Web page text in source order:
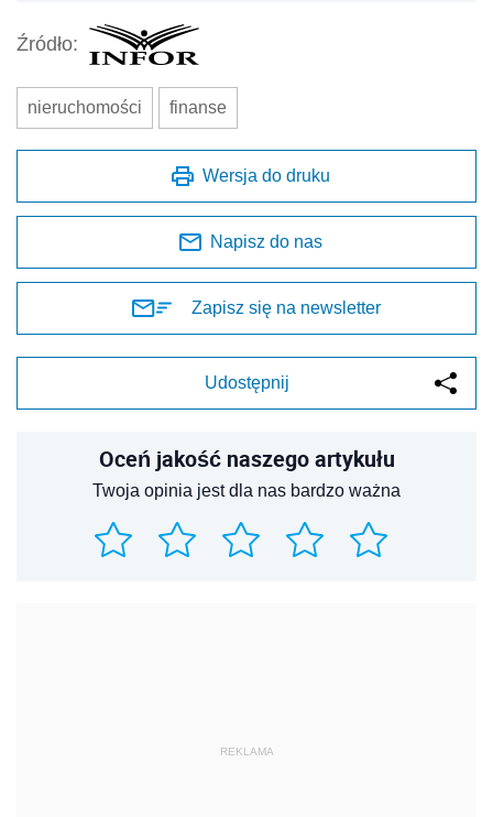
Źródło:
nieruchomości finanse
Wersja do druku
Napisz do nas
Zapisz się na newsletter
Udostępnij
Oceń jakość naszego artykułu
Twoja opinia jest dla nas bardzo ważna
REKLAMA